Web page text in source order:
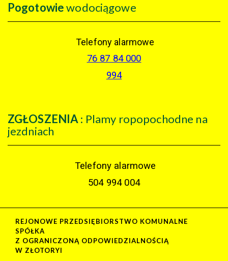
Pogotowiewodociągowe
Telefony alarmowe
76 87 84 000
994
ZGŁOSZENIA : Plamy ropopochodne na
jezdniach
Telefony alarmowe
504 994 004
REJONOWE PRZEDSIĘBIORSTWO KOMUNALNE
SPÓŁKA
Z OGRANICZONĄ ODPOWIEDZIALNOŚCIĄ
W ZŁOTORYI